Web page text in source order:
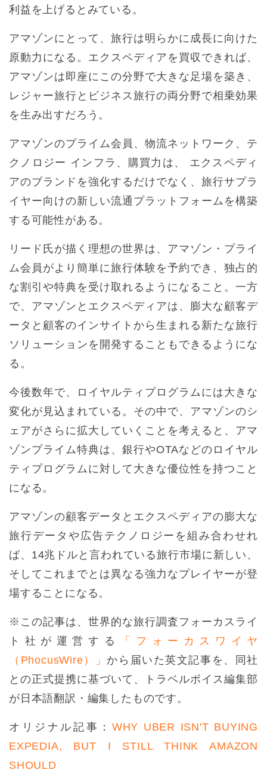
利益を上げるとみている。
アマゾンにとって、旅行は明らかに成長に向けた
原動力になる。エクスペディアを買収できれば、
アマゾンは即座にこの分野で大きな足場を築き、
レジャー旅行とビジネス旅行の両分野で相乗効果
を生み出すだろう。
アマゾンのプライム会員、物流ネットワーク、テ
クノロジー インフラ、購買力は、 エクスペディ
アのブランドを強化するだけでなく、旅行サプラ
イヤー向けの新しい流通プラットフォームを構築
する可能性がある。
リード氏が描く理想の世界は、アマゾン・プライ
ム会員がより簡単に旅行体験を予約でき、独占的
な割引や特典を受け取れるようになること。一方
で、アマゾンとエクスペディアは、膨大な顧客デ
ータと顧客のインサイトから生まれる新たな旅行
ソリューションを開発することもできるようにな
る。
今後数年で、ロイヤルティプログラムには大きな
変化が見込まれている。その中で、アマゾンのシ
ェアがさらに拡大していくことを考えると、アマ
ゾンプライム特典は、銀行やOTAなどのロイヤル
ティプログラムに対して大きな優位性を持つこと
になる。
アマゾンの顧客データとエクスペディアの膨大な
旅行データや広告テクノロジーを組み合わせれ
ば、14兆ドルと言われている旅行市場に新しい、
そしてこれまでとは異なる強力なプレイヤーが登
場することになる。
※この記事は、世界的な旅行調査フォーカスライ
ト社が運営する
「フォーカスワイヤ
（PhocusWire）」 から届いた英文記事を、同社
との正式提携に基づいて、トラベルボイス編集部
が日本語翻訳・編集したものです。
オリジナル記事： WHY UBER ISN'T BUYING
EXPEDIA, BUT I STILL THINK AMAZON
SHOULD